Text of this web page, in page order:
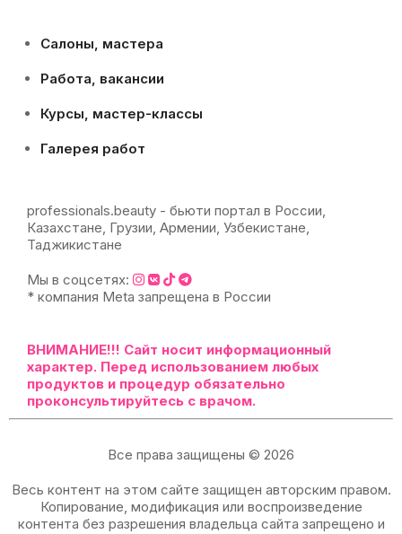
Салоны, мастера
Работа, вакансии
Курсы, мастер-классы
Галерея работ
professionals.beauty - бьюти портал в России,
Казахстане, Грузии, Армении, Узбекистане,
Таджикистане
Мы в соцсетях:
* компания Meta запрещена в России
ВНИМАНИЕ!!! Сайт носит информационный
характер. Перед использованием любых
продуктов и процедур обязательно
проконсультируйтесь с врачом.
Все права защищены © 2026
Весь контент на этом сайте защищен авторским правом.
Копирование, модификация или воспроизведение
контента без разрешения владельца сайта запрещено и